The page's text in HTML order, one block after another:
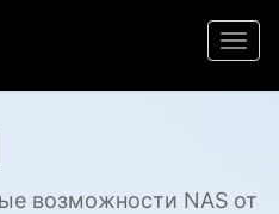
возможности NAS от